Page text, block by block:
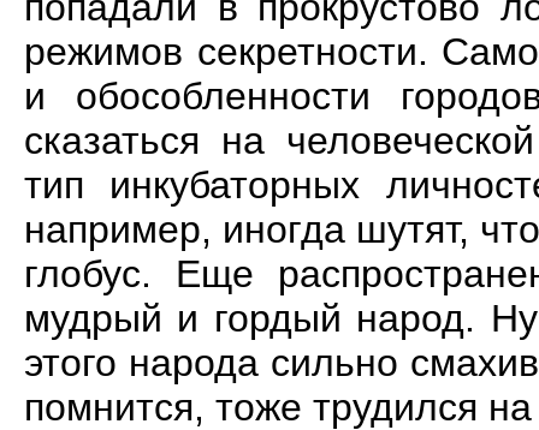
режимов секретности.
и обособленности
сказаться на
тип инкубаторных
например, иногда шутят,
глобус. Еще
мудрый и гордый народ.
этого народа сильно
помнится, тоже трудился